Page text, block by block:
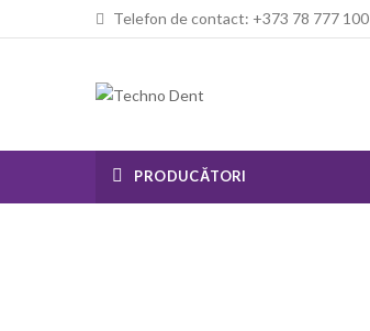
Telefon de contact: +373 78 777 100
PRODUCĂTORI